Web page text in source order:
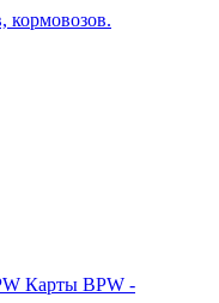
Карты BPW -